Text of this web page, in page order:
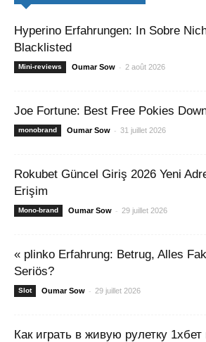
Hyperino Erfahrungen: In Sobre
Blacklisted
Mini-reviews Oumar Sow - 2 août 2026
Joe Fortune: Best Free Pokies
monobrand Oumar Sow - 31 juillet 2026
Rokubet Güncel Giriş 2026 Yeni
Erişim
Mono-brand Oumar Sow - 29 juillet 2026
« plinko Erfahrung: Betrug, Alles
Seriös?
Slot Oumar Sow - 29 juillet 2026
Как играть в живую рулетку 1хбет